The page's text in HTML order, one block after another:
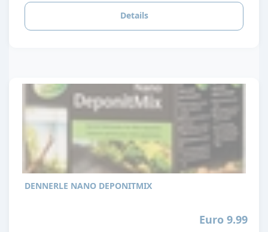
Details
DENNERLE NANO DEPONITMIX
Euro 9.99